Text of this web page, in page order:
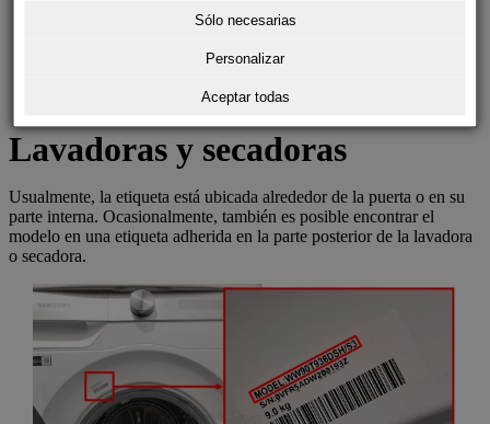
Lavadoras y secadoras
Usualmente, la etiqueta está ubicada alrededor de la puerta o en su
parte interna. Ocasionalmente, también es posible encontrar el
modelo en una etiqueta adherida en la parte posterior de la lavadora
o secadora.
Sólo necesarias
Personalizar
Aceptar todas